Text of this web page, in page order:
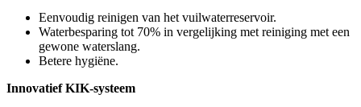
Eenvoudig reinigen van het vuilwaterreservoir.
Waterbesparing tot 70% in vergelijking met reiniging met een
gewone waterslang.
Betere hygiëne.
Innovatief KIK-systeem